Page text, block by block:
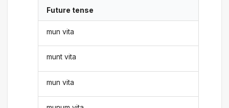
Future tense
mun vita
munt vita
mun vita